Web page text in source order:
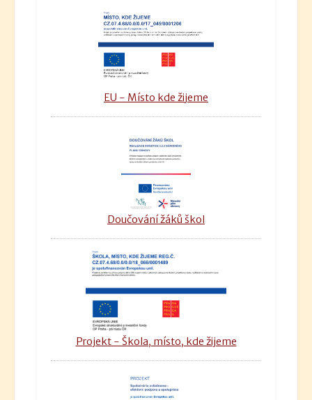
EU - Místo kde žijeme
Doučování žáků škol
Projekt - Škola, místo, kde žijeme